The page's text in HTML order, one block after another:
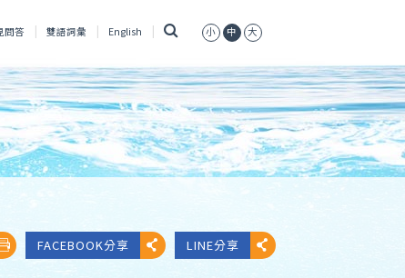
問答 雙語詞彙 English 小 中 大
FACEBOOK分享 LINE分享